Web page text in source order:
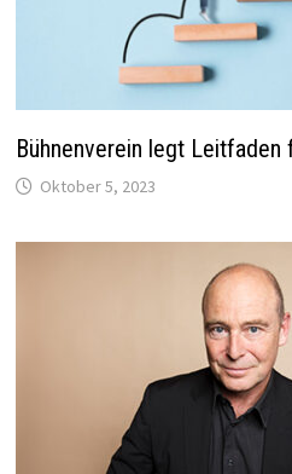
Bühnenverein legt
Oktober 5, 2023